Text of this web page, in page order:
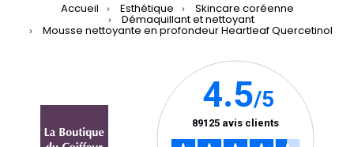
Accueil Esthétique Skincare coréenne
Démaquillant et nettoyant
Mousse nettoyante en profondeur Heartleaf Quercetinol